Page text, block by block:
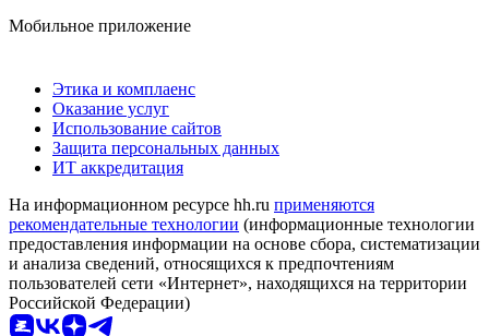
Мобильное приложение
Этика и комплаенс
Оказание услуг
Использование сайтов
Защита персональных данных
ИТ аккредитация
На информационном ресурсе hh.ru применяются
рекомендательные технологии (информационные технологии
предоставления информации на основе сбора, систематизации
и анализа сведений, относящихся к предпочтениям
пользователей сети «Интернет», находящихся на территории
Российской Федерации)